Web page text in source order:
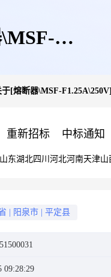
于[熔断器\MSF-
重新招标 中标通知
山东湖北四川 河北河南天津山
阳泉市 平定县
09:28:29